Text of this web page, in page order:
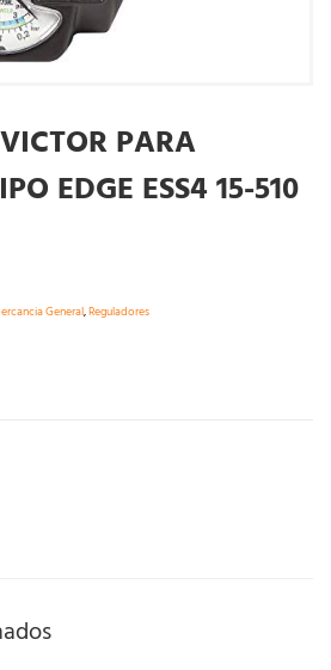
PARA
EDGE ESS4 15-510
General,Reguladores